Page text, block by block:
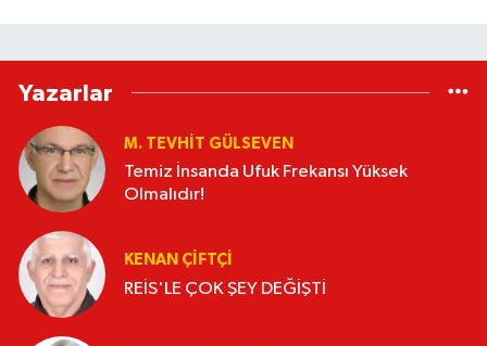
Yazarlar
M. TEVHIT GÜLSEVEN
Temiz İnsanda Ufuk Frekansı Yüksek
Olmalıdır!
KENAN ÇİFTÇİ
REİS'LE ÇOK ŞEY DEĞİŞTİ